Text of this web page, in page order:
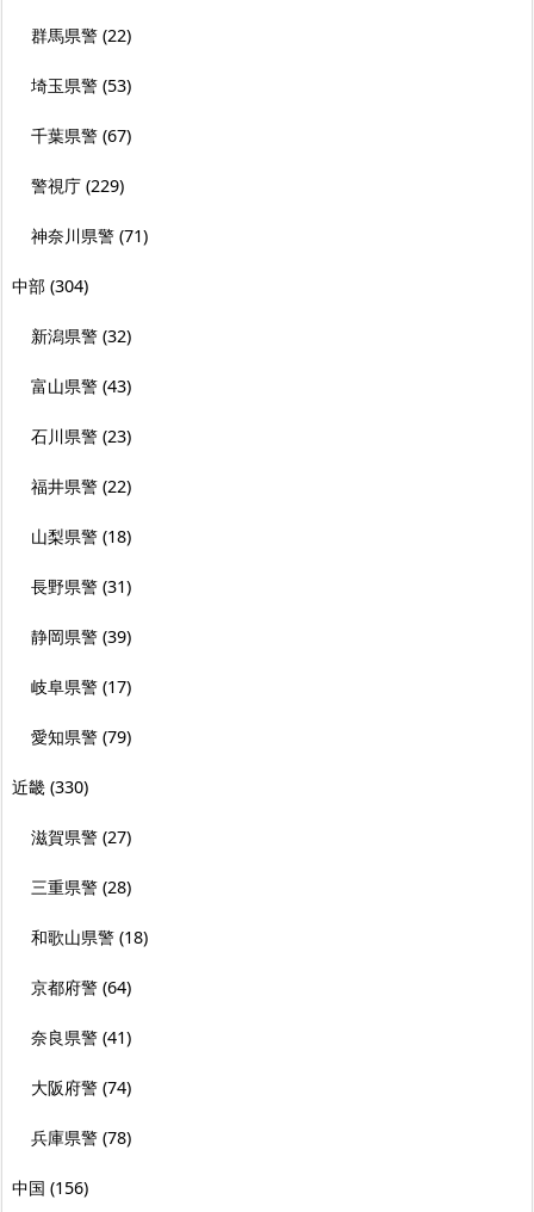
群馬県警 (22)
埼玉県警 (53)
千葉県警 (67)
警視庁 (229)
神奈川県警 (71)
中部 (304)
新潟県警 (32)
富山県警 (43)
石川県警 (23)
福井県警 (22)
山梨県警 (18)
長野県警 (31)
静岡県警 (39)
岐阜県警 (17)
愛知県警 (79)
近畿 (330)
滋賀県警 (27)
三重県警 (28)
和歌山県警 (18)
京都府警 (64)
奈良県警 (41)
大阪府警 (74)
兵庫県警 (78)
中国 (156)